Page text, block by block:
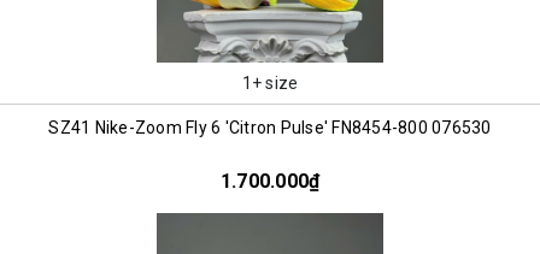
1+ size
SZ41 Nike-Zoom Fly 6 'Citron Pulse' FN8454-800 076530
1.700.000₫